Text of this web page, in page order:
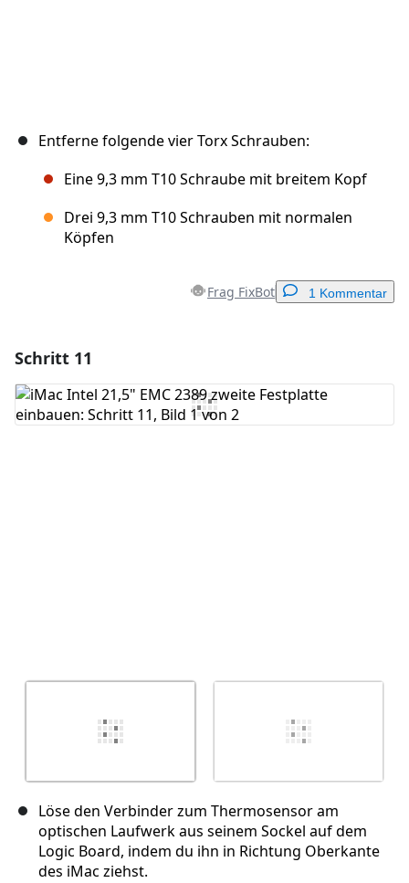
Entferne folgende vier Torx Schrauben:
Eine 9,3 mm T10 Schraube mit breitem Kopf
Drei 9,3 mm T10 Schrauben mit normalen
Köpfen
Frag FixBot 1 Kommentar
Kommentar hinzufügen
Schritt 11
Löse den Verbinder zum Thermosensor am
optischen Laufwerk aus seinem Sockel auf dem
Logic Board, indem du ihn in Richtung Oberkante
des iMac ziehst.